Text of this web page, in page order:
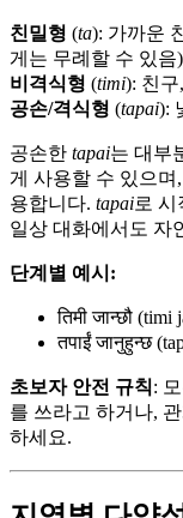
친밀형 (ta): 가까운
게는 무례할 수 있음)
비격식형 (timi): 친구
공손/격식형 (tapai):
공손한 tapai는 대부
게 사용할 수 있으
용합니다. tapai로
일상 대화에서도 자
단계별 예시:
तिमी जान्छौ
तपाईं जानुहुन्छ
초보자 안전 규칙:
를 쓰라고 하거나,
하세요.